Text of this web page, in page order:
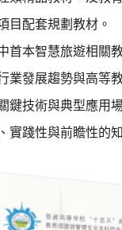
目配套規劃教材。
首本智慧旅遊相關
業發展趨勢與高等
鍵技術與典型應用
實踐性與前瞻性的